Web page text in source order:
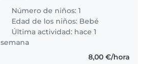
rutina, juegos y psicomotricidad,
mi esposo está de baja lo cual no
puede estar mucho con..
Número de niños: 1
Edad de los niños: Bebé
Última actividad: hace 1
semana
8,00 €/hora